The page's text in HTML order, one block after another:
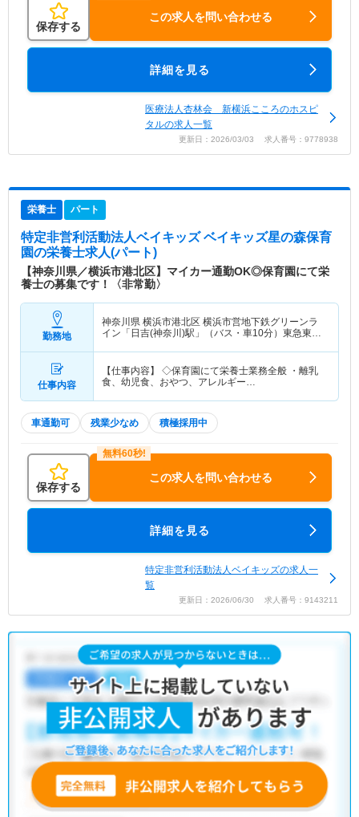
保存する
この求人を問い合わせる
詳細を見る
医療法人杏林会 新横浜こころのホスピ
タルの求人一覧
更新日：2026/03/03 求人番号：9778938
栄養士 パート
特定非営利活動法人ベイキッズ ベイキッズ星の森保育
園の栄養士求人(パート)
【神奈川県／横浜市港北区】マイカー通勤OK◎保育園にて栄
養士の募集です！〈非常勤〉
勤務地
神奈川県 横浜市港北区 横浜市営地下鉄グリーンラ
イン「日吉(神奈川)駅」（バス・車10分）東急東横
仕事内容
【仕事内容】 ◇保育園にて栄養士業務全般 ・離乳
食、幼児食、おやつ、アレルギー…
車通勤可 残業少なめ 積極採用中
保存する
この求人を問い合わせる
詳細を見る
特定非営利活動法人ベイキッズの求人一
覧
更新日：2026/06/30 求人番号：9143211